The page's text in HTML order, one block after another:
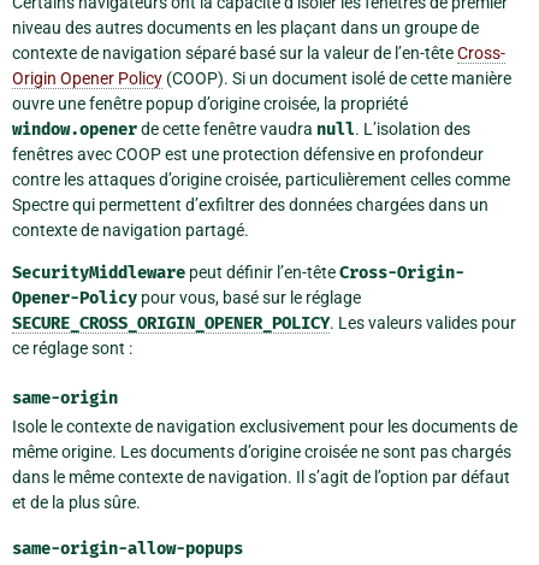
niveau des autres documents en les plaçant dans un groupe de
contexte de navigation séparé basé sur la valeur de l’en-têteCross-
Origin Opener Policy (COOP). Si un document isolé de cette manière
ouvre une fenêtre popup d’origine croisée, la propriété
window.openerde cette fenêtre vaudra null. L’isolation des
fenêtres avec COOP est une protection défensive en profondeur
contre les attaques d’origine croisée, particulièrement celles comme
Spectre qui permettent d’exfiltrer des données chargées dans un
contexte de navigation partagé.
SecurityMiddleware peut définir l’en-têteCross-Origin-
Opener-Policy pour vous, basé sur le réglage
SECURE_CROSS_ORIGIN_OPENER_POLICY. Les valeurs valides pour
ce réglage sont :
same-origin
Isole le contexte de navigation exclusivement pour les documents de
même origine. Les documents d’origine croisée ne sont pas chargés
dans le même contexte de navigation. Il s’agit de l’option par défaut
et de la plus sûre.
same-origin-allow-popups